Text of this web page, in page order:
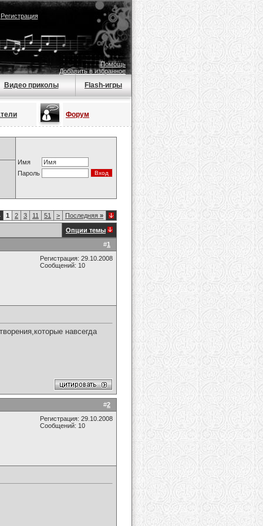
Регистрация
Помощь
Добавить в избранное
Видео приколы Flash-игры
Форум
Имя
Пароль
1 2 3 11 51 > Последняя »
Опции темы
#1
Регистрация: 29.10.2008
Сообщений: 10
навсегда
#2
Регистрация: 29.10.2008
Сообщений: 10